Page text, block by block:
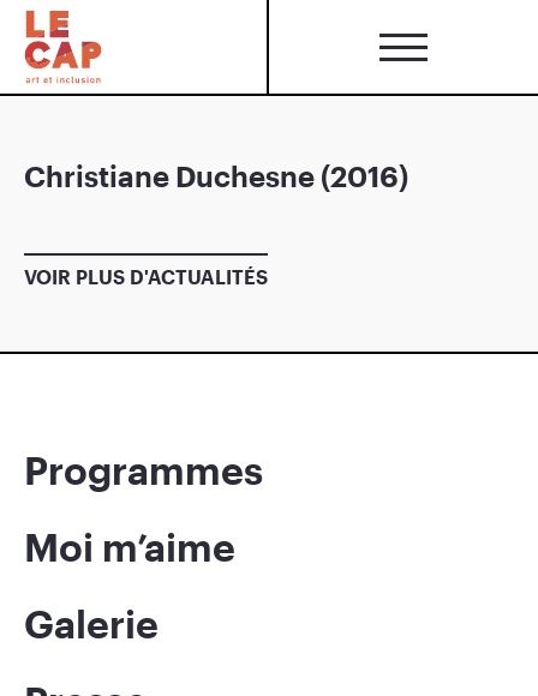
Christiane Duchesne (2016)
VOIR PLUS D'ACTUALITÉS
Programmes
Moi m’aime
Galerie